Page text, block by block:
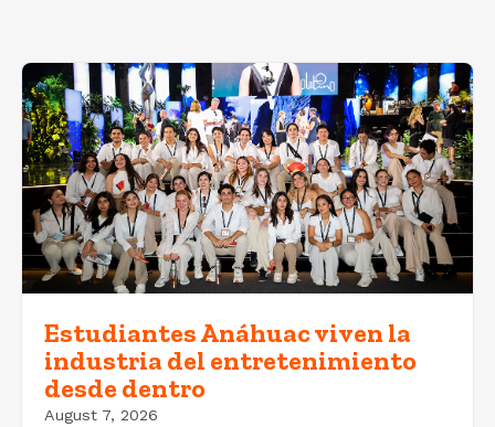
Estudiantes Anáhuac viven la
industria del entretenimiento
desde dentro
August 7, 2026